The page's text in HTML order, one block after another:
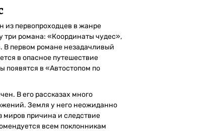
из первопроходцев в жанре
три романа: «Координаты чудес»,
В первом романе незадачливый
в опасное путешествие
в «Автостопом по
В его рассказах много
Земля у него неожиданно
миров причина и следствие
всем поклонникам